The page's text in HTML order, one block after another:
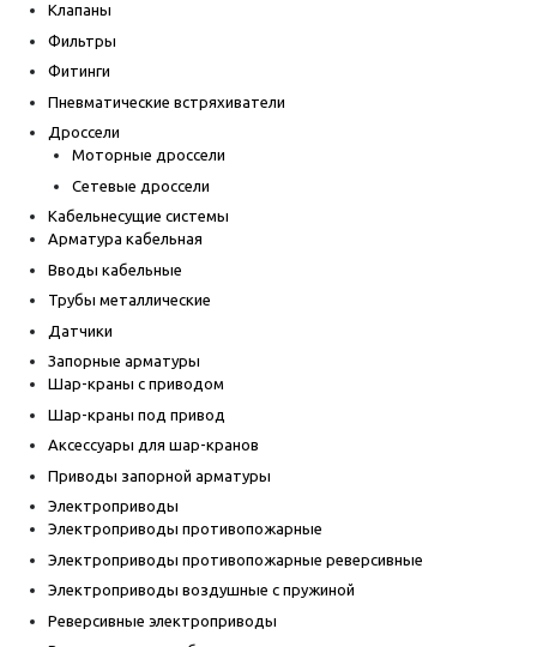
Клапаны
Фильтры
Фитинги
Пневматические встряхиватели
Дроссели
Моторные дроссели
Сетевые дроссели
Кабельнесущие системы
Арматура кабельная
Вводы кабельные
Трубы металлические
Датчики
Запорные арматуры
Шар-краны с приводом
Шар-краны под привод
Аксессуары для шар-кранов
Приводы запорной арматуры
Электроприводы
Электроприводы противопожарные
Электроприводы противопожарные реверсивные
Электроприводы воздушные с пружиной
Реверсивные электроприводы